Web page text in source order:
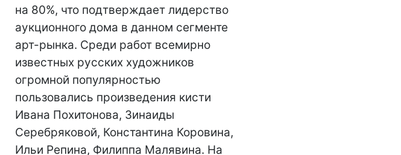
на 80%, что подтверждает лидерство
аукционного дома в данном сегменте
арт-рынка. Среди работ всемирно
известных русских художников
огромной популярностью
пользовались произведения кисти
Ивана Похитонова, Зинаиды
Серебряковой, Константина Коровина,
Ильи Репина, Филиппа Малявина. На